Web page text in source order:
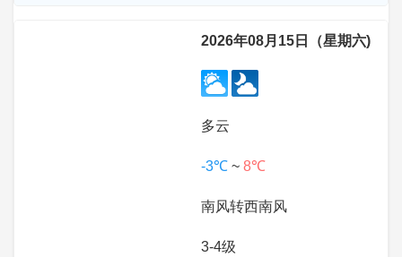
2026年08月15日（星期六)
多云
-3℃ ~ 8℃
南风转西南风
3-4级